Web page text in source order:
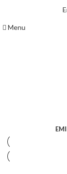
Menu